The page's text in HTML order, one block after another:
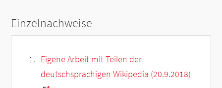
Einzelnachweise
Eigene Arbeit mit Teilen der
deutschsprachigen Wikipedia (20.9.2018)